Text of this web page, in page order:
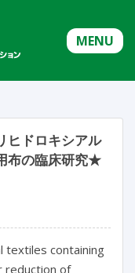
MENU
ヒドロキシアル
布の臨床研究★
textiles containing
reduction of